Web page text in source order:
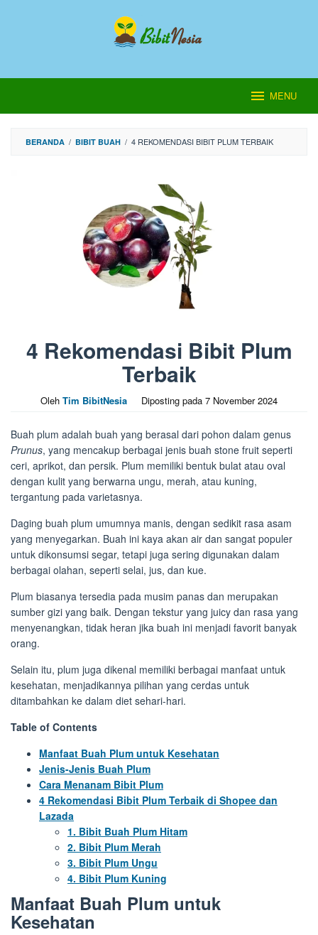
MENU
BERANDA / BIBIT BUAH / 4 REKOMENDASI BIBIT PLUM TERBAIK
4 Rekomendasi Bibit Plum
Terbaik
Oleh Tim BibitNesia Diposting pada 7 November 2024
Buah plum adalah buah yang berasal dari pohon dalam genus
Prunus, yang mencakup berbagai jenis buah stone fruit seperti
ceri, aprikot, dan persik. Plum memiliki bentuk bulat atau oval
dengan kulit yang berwarna ungu, merah, atau kuning,
tergantung pada varietasnya.
Daging buah plum umumnya manis, dengan sedikit rasa asam
yang menyegarkan. Buah ini kaya akan air dan sangat populer
untuk dikonsumsi segar, tetapi juga sering digunakan dalam
berbagai olahan, seperti selai, jus, dan kue.
Plum biasanya tersedia pada musim panas dan merupakan
sumber gizi yang baik. Dengan tekstur yang juicy dan rasa yang
menyenangkan, tidak heran jika buah ini menjadi favorit banyak
orang.
Selain itu, plum juga dikenal memiliki berbagai manfaat untuk
kesehatan, menjadikannya pilihan yang cerdas untuk
ditambahkan ke dalam diet sehari-hari.
Table of Contents
Manfaat Buah Plum untuk Kesehatan
Jenis-Jenis Buah Plum
Cara Menanam Bibit Plum
4 Rekomendasi Bibit Plum Terbaik di Shopee dan
Lazada
1. Bibit Buah Plum Hitam
2. Bibit Plum Merah
3. Bibit Plum Ungu
4. Bibit Plum Kuning
Manfaat Buah Plum untuk
Kesehatan